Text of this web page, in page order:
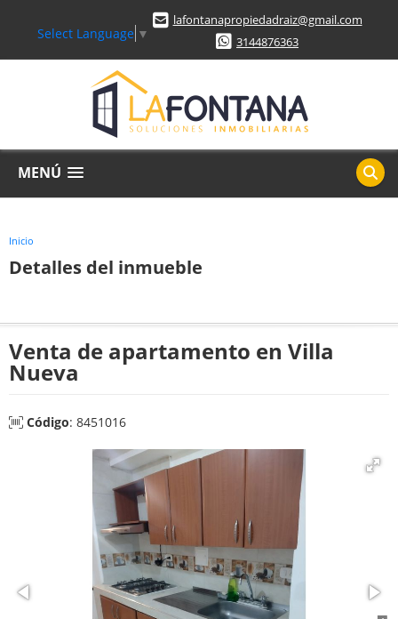
Select Language ▼
lafontanapropiedadraiz@gmail.com
3144876363
MENÚ
Inicio
Detalles del inmueble
Venta de apartamento en Villa
Nueva
Código: 8451016